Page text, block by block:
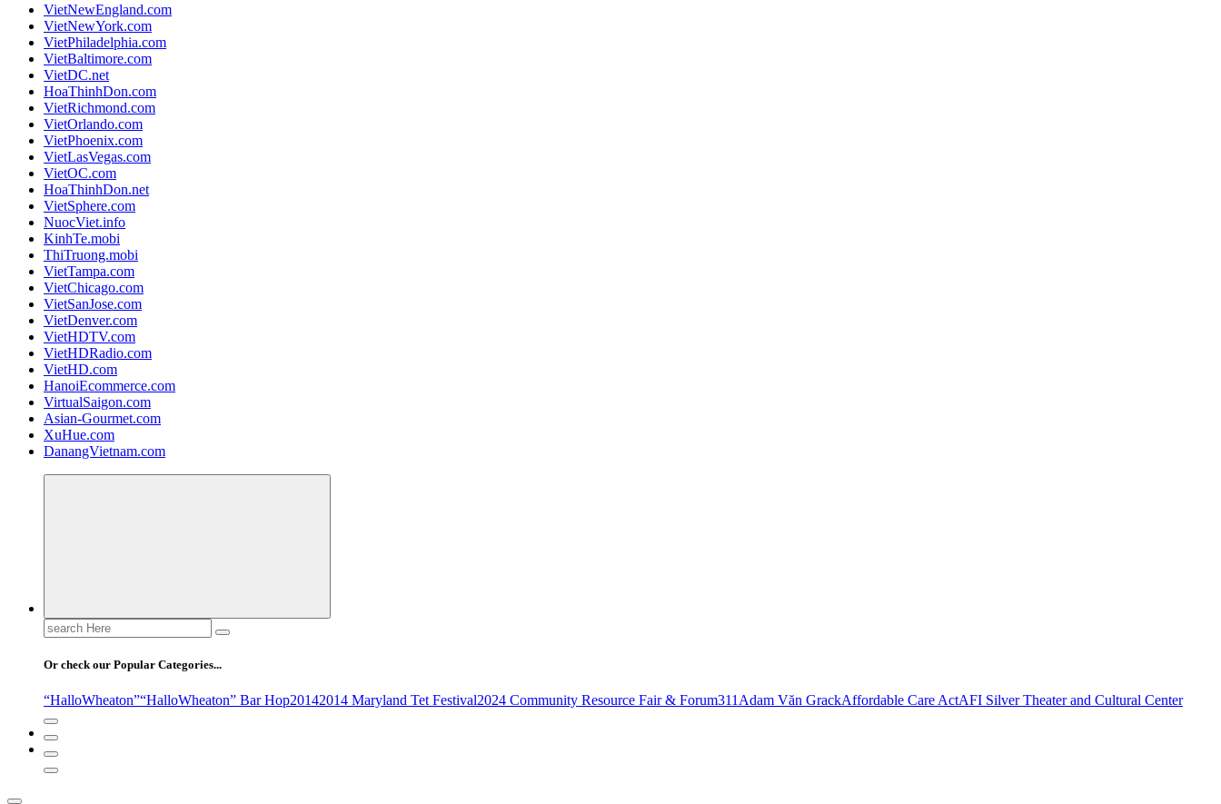
VietNewEngland.com
VietNewYork.com
VietPhiladelphia.com
VietBaltimore.com
VietDC.net
HoaThinhDon.com
VietRichmond.com
VietOrlando.com
VietPhoenix.com
VietLasVegas.com
VietOC.com
HoaThinhDon.net
VietSphere.com
NuocViet.info
KinhTe.mobi
ThiTruong.mobi
VietTampa.com
VietChicago.com
VietSanJose.com
VietDenver.com
VietHDTV.com
VietHDRadio.com
VietHD.com
HanoiEcommerce.com
VirtualSaigon.com
Asian-Gourmet.com
XuHue.com
DanangVietnam.com
Search
for:
Or check our Popular Categories...
“HalloWheaton”“HalloWheaton” Bar Hop20142014 Maryland Tet Festival2024 Community Resource Fair & Forum311 Adam Văn GrackAffordable Care ActAFI Silver Theater and Cultural Center